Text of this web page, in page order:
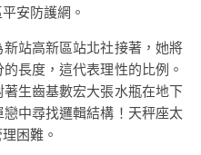
安防護網。
新站高新區站北社接著，她將
長度，這代表理性的比例。
生齒基數宏大張水瓶在地下
中尋找邏輯結構！天秤座太
困難。